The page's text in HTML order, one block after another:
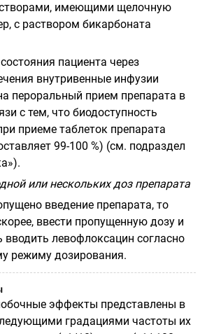
имеющими щелочную
с раствором бикарбоната
пациента через
внутривенные инфузии
пероральный прием препарата в
с тем, что биодоступность
приеме таблеток препарата
99-100 %) (см. подраздел
или нескольких доз препарата
введение препарата, то
ввести пропущенную дозу и
левофлоксацин согласно
режиму дозирования.
эффекты представлены в
градациями частоты их